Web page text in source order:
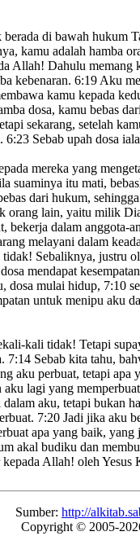
berada di bawah hukum
kamu adalah hamba
Allah! Dahulu memang
kebenaran. 6:19 Aku
kamu kepada
dosa, kamu bebas
sekarang, setelah
6:23 Sebab upah dosa
mereka yang
suaminya itu mati,
dari hukum,
orang lain, yaitu milik
bekerja dalam anggota-
melayani dalam
tidak! Sebaliknya, justru
mendapat
dosa mulai hidup, 7:10
untuk menipu aku
kali tidak! Tetapi
7:14 Sebab kita tahu,
aku perbuat, tetapi apa
lagi yang
aku, tetapi bukan
7:20 Jadi jika aku
apa yang baik, yang
akal budiku dan
Allah! oleh Yesus
Sumber: http://
Copyright © 2005-